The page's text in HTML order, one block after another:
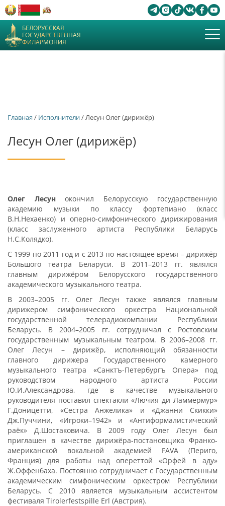
БЕЛОРУССКАЯ
ГОСУДАРСТВЕННАЯ
ФИЛАРМОНИЯ
Главная / Исполнители/ Лесун Олег (дирижёр)
Лесун Олег (дирижёр)
Олег Лесун окончил Белорусскую государственную
академию музыки по классу фортепиано (класс
В.Н.Нехаенко) и оперно-симфонического дирижирования
(класс заслуженного артиста Республики Беларусь
Н.С.Колядко).
С 1999 по 2011 год и с 2013 по настоящее время – дирижёр
Большого театра Беларуси. В 2011–2013 гг. являлся
главным дирижёром Белорусского государственного
академического музыкального театра.
В 2003–2005 гг. Олег Лесун также являлся главным
дирижером симфонического оркестра Национальной
государственной телерадиокомпании Республики
Беларусь. В 2004–2005 гг. сотрудничал с Ростовским
государственным музыкальным театром. В 2006–2008 гг.
Олег Лесун – дирижёр, исполняющий обязанности
главного дирижера Государственного камерного
музыкального театра «Санктъ-Петербургъ Опера» под
руководством народного артиста России
Ю.И.Александрова, где в качестве музыкального
руководителя поставил спектакли «Лючия ди Ламмермур»
Г.Доницетти, «Сестра Анжелика» и «Джанни Скикки»
Дж.Пуччини, «Игроки–1942» и «Антиформалистический
раёк» Д.Шостаковича. В 2009 году Олег Лесун был
приглашен в качестве дирижёра-постановщика Франко-
американской вокальной академией FAVA (Периго,
Франция) для работы над опереттой «Орфей в аду»
Ж.Оффенбаха. Постоянно сотрудничает с Государственным
академическим симфоническим оркестром Республики
Беларусь. C 2010 является музыкальным ассистентом
фестиваля Tirolerfestspille Erl (Австрия).